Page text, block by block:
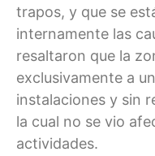
trapos, y que se
internamente las
resaltaron que la
exclusivamente a
instalaciones y sin
la cual no se vio
actividades.